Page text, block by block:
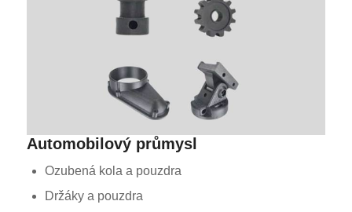
Automobilový průmysl
Ozubená kola a pouzdra
Držáky a pouzdra